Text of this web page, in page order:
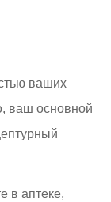
ваших
ваш основной
в аптеке,